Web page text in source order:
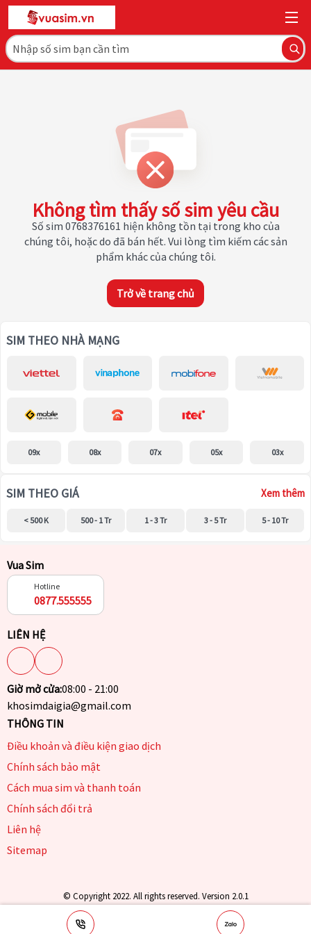
Không tìm thấy số sim yêu cầu
Số sim 0768376161 hiện không tồn tại trong kho của
chúng tôi, hoặc do đã bán hết. Vui lòng tìm kiếm các sản
phẩm khác của chúng tôi.
Trở về trang chủ
SIM THEO NHÀ MẠNG
09x 08x 07x 05x 03x
SIM THEO GIÁ Xem thêm
< 500 K 500 - 1 Tr 1 - 3 Tr 3 - 5 Tr 5 - 10 Tr
Vua Sim
Hotline
0877.555555
LIÊN HỆ
Giờ mở cửa:08:00 - 21:00
khosimdaigia@gmail.com
THÔNG TIN
Điều khoản và điều kiện giao dịch
Chính sách bảo mật
Cách mua sim và thanh toán
Chính sách đổi trả
Liên hệ
Sitemap
© Copyright 2022. All rights reserved. Version 2.0.1